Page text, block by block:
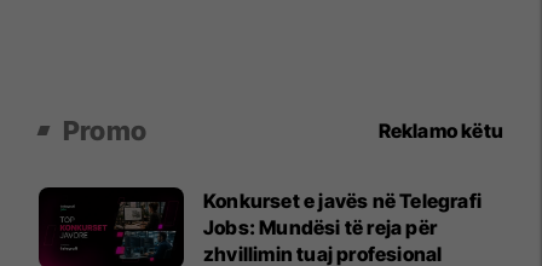
Promo Reklamo këtu
Konkurset e javës në Telegrafi
Jobs: Mundësi të reja për
zhvillimin tuaj profesional